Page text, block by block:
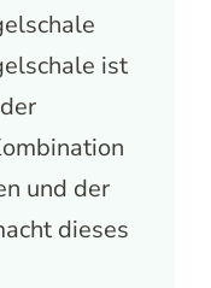
ist
und der
dieses